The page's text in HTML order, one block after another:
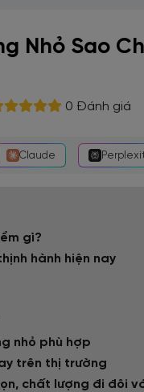
Nhỏ Sao
0 Đánh giá
Claude
gì?
hành hiện nay
nhỏ phù hợp
trên thị trường
chất lượng đi đôi